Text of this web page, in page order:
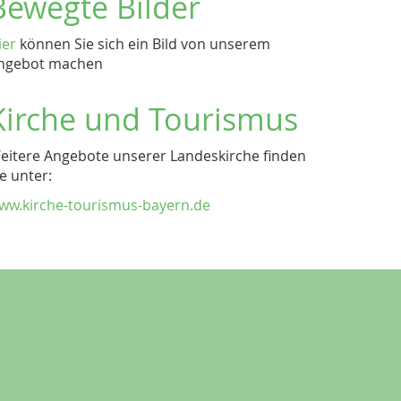
können Sie sich ein Bild von unserem
machen
und Tourismus
Angebote unserer Landeskirche finden
unter:
tourismus-bayern.de